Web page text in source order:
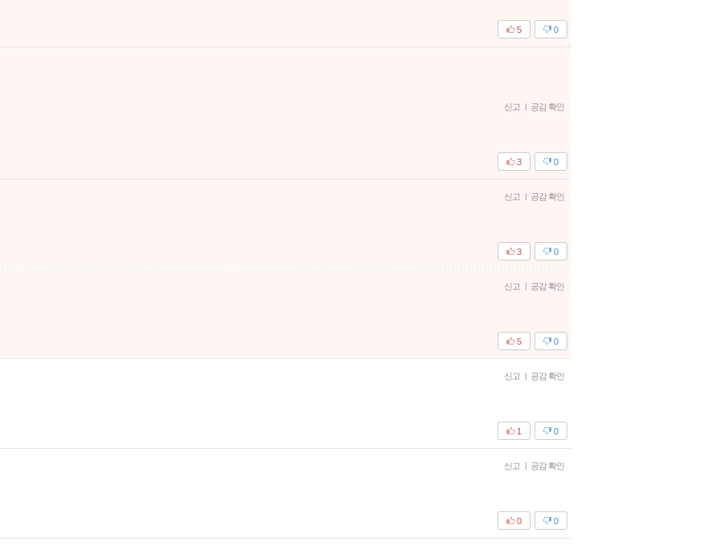
0
5
신고 | 공감 확인
0
3
신고 | 공감 확인
0
3
신고 | 공감 확인
0
5
신고 | 공감 확인
0
1
신고 | 공감 확인
0
0